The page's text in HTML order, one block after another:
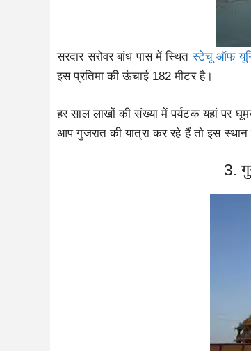
सरदार सरोवर बांध पास में स्थित स्टेचू ऑफ
इस प्रतिमा की ऊंचाई 182 मीटर है।
हर साल लाखों की संख्या में पर्यटक यहां पर
आप गुजरात की यात्रा कर रहे हैं तो इस
3.